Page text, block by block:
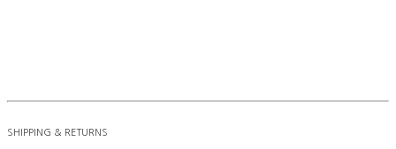
SHIPPING & RETURNS